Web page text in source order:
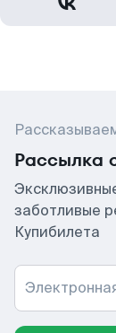
Рассылка
заботливые
Купибилета